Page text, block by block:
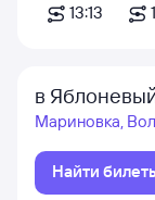
13:13
в
Мариновка,
Найти